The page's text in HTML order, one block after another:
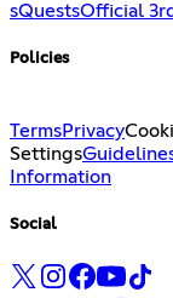
sQuestsOfficial
Policies
TermsPrivacy
Settings
Information
Social